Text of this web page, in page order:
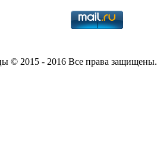
© 2015 - 2016 Все права защищены.